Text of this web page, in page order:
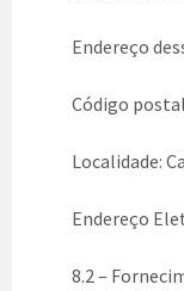
Endereço
Código
Localidade:
Endereço
8.2 –